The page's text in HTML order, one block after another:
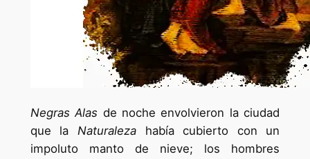
Negras Alas de noche envolvieron la ciudad
que la Naturalezahabía cubierto con un
impoluto manto de nieve; los hombres